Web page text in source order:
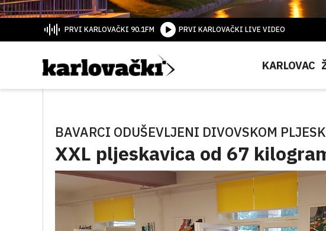
PRVI KARLOVAČKI 90.1FM PRVI KARLOVAČKI LIVE VIDEO
KARLOVAC
BAVARCI ODUŠEVLJENI DIVOVSKOM
XXL pljeskavica od 67